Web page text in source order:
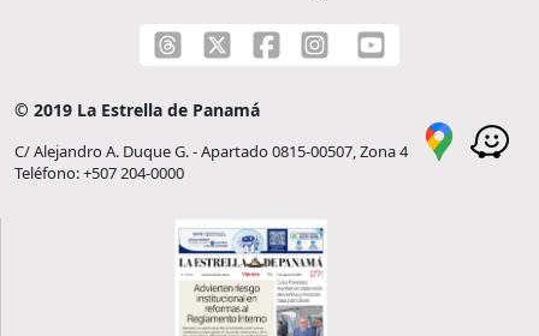
© 2019 La Estrella de Panamá
C/ Alejandro A. Duque G. - Apartado 0815-00507, Zona 4
Teléfono: +507 204-0000